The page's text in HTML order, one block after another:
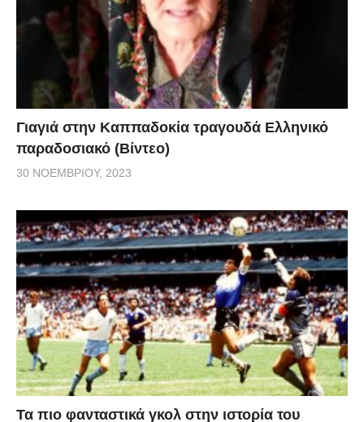
Γιαγιά στην Καππαδοκία τραγουδά Ελληνικό
παραδοσιακό (Βίντεο)
30 ΝΟΕΜΒΡΊΟΥ, 2023
Τα πιο φανταστικά γκολ στην ιστορία του